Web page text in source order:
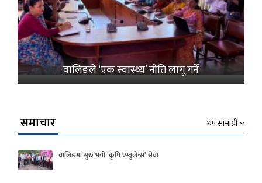
वालिङले ‘एक स्वास्थ्य’ नीति लागू गर्ने
समाचार थप सामाग्री
वालिङमा सुरु भयो ‘कृषि एम्बुलेन्स’ सेवा